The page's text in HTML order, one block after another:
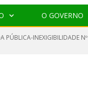
O GOVERNO
PÚBLICA-INEXIGIBILIDADE